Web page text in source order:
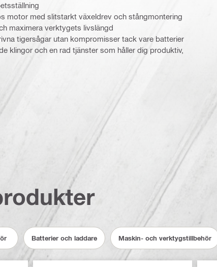
motor med slitstarkt växeldrev och stångmontering
maximera verktygets livslängd
tigersågar utan kompromisser tack vare batterier
klingor och en rad tjänster som håller dig produktiv,
Batterier och laddare Maskin- och verktygstillbehör